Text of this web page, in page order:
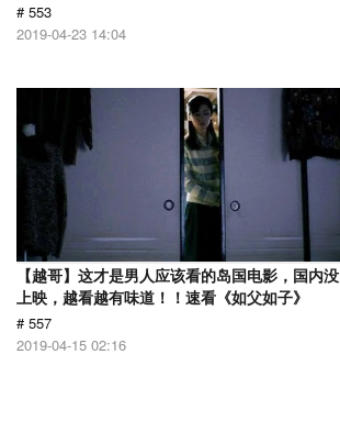
# 553
2019-04-23 14:04
【越哥】这才是男人应该看的岛国电影，国内没
上映，越看越有味道！！速看《如父如子》
# 557
2019-04-15 02:16